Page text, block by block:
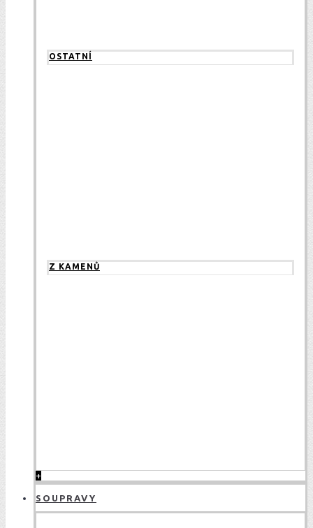
OSTATNÍ
Z KAMENŮ
+
SOUPRAVY